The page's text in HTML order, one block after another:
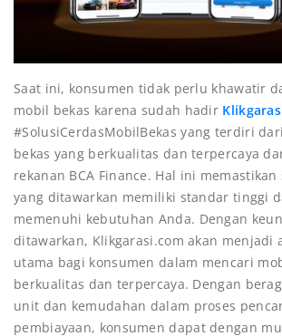
Saat ini, konsumen tidak perlu khawatir
mobil bekas karena sudah hadir
#SolusiCerdasMobilBekas yang terdiri
bekas yang berkualitas dan terpercaya
rekanan BCA Finance. Hal ini
yang ditawarkan memiliki standar tinggi
memenuhi kebutuhan Anda. Dengan
ditawarkan, Klikgarasi.com akan
utama bagi konsumen dalam mencari
berkualitas dan terpercaya. Dengan
unit dan kemudahan dalam proses
pembiayaan, konsumen dapat dengan